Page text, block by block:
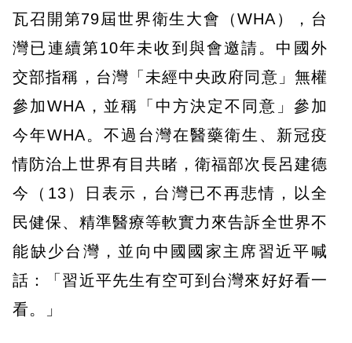
瓦召開第79屆世界衛生大會（WHA），台
灣已連續第10年未收到與會邀請。中國外
交部指稱，台灣「未經中央政府同意」無權
參加WHA，並稱「中方決定不同意」參加
今年WHA。不過台灣在醫藥衛生、新冠疫
情防治上世界有目共睹，衛福部次長呂建德
今（13）日表示，台灣已不再悲情，以全
民健保、精準醫療等軟實力來告訴全世界不
能缺少台灣，並向中國國家主席習近平喊
話：「習近平先生有空可到台灣來好好看一
看。」